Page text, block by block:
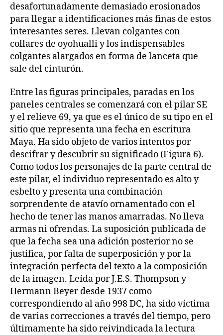
desafortunadamente demasiado erosionados
para llegar a identificaciones más finas de estos
interesantes seres. Llevan colgantes con
collares de oyohualli y los indispensables
colgantes alargados en forma de lanceta que
sale del cinturón.
Entre las figuras principales, paradas en los
paneles centrales se comenzará con el pilar SE
y el relieve 69, ya que es el único de su tipo en el
sitio que representa una fecha en escritura
Maya. Ha sido objeto de varios intentos por
descifrar y descubrir su significado (Figura 6).
Como todos los personajes de la parte central de
este pilar, el individuo representado es alto y
esbelto y presenta una combinación
sorprendente de atavío ornamentado con el
hecho de tener las manos amarradas. No lleva
armas ni ofrendas. La suposición publicada de
que la fecha sea una adición posterior no se
justifica, por falta de superposición y por la
integración perfecta del texto a la composición
de la imagen. Leída por J.E.S. Thompson y
Hermann Beyer desde 1937 como
correspondiendo al año 998 DC, ha sido víctima
de varias correcciones a través del tiempo, pero
últimamente ha sido reivindicada la lectura